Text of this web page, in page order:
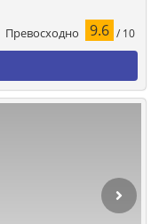
Превосходно 9.6 / 10